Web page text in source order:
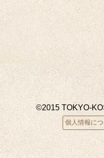
©2015 TOKYO-
個人情報に